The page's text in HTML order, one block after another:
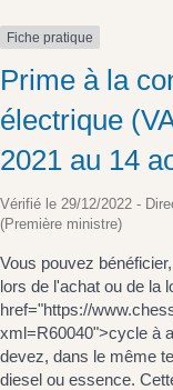
Fiche pratique
Prime à la
électrique
2021 au 14
Vérifié le 29/12/2022 -
(Première ministre)
Vous pouvez
lors de l'achat ou de la
href="https://
xml=R60040">cycle à
devez, dans le même
diesel ou essence.